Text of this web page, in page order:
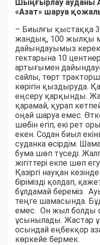
Шыңғырлау ауданы
«Азат» шаруа
– Биылғы қыстаққа
жандық, 100 жылқы
дайындауымыз
гектарына 10
артығымен
сайлы, төрт
көрігін қыздыруда.
еңсеру қарқынды.
қарамай, қурап
оңай шаруа емес.
шөбін егіп, екі рет
екен. Содан биыл
суданка өсірдім.
бума шөп түседі.
жігіттері екпе шөп
Қазіргі науқан
бірімізді қолдап,
бұлдамай береміз.
теңге шамасында.
емес. Он жыл болды
ұсынылады. Жастар
осындай еңбекқор
көркейе бермек.